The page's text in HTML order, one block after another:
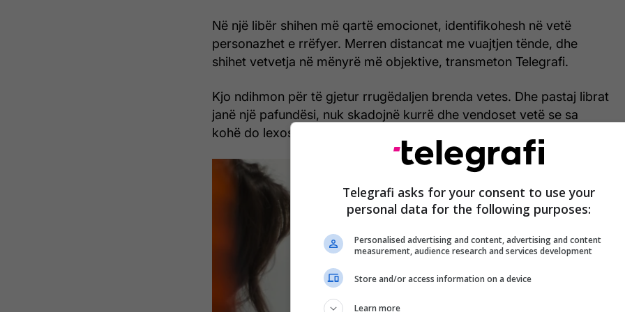
Në një libër shihen më qartë emocionet, identifikohesh në vetë
personazhet e rrëfyer. Merren distancat me vuajtjen tënde, dhe
shihet vetvetja në mënyrë më objektive, transmeton Telegrafi.
Kjo ndihmon për të gjetur rrugëdaljen brenda vetes. Dhe pastaj librat
janë një pafundësi, nuk skadojnë kurrë dhe vendoset vetë se sa
kohë do lexosh dhe kur.
Telegrafi asks for your consent to use your
personal data for the following purposes:
Personalised advertising and content, advertising and content
measurement, audience research and services development
Store and/or access information on a device
Learn more